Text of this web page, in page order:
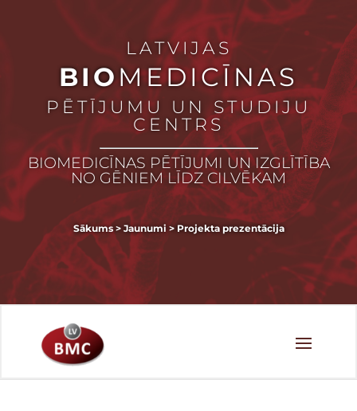
LATVIJAS
BIOMEDICĪNAS
PĒTĪJUMU UN STUDIJU
CENTRS
BIOMEDICĪNAS PĒTĪJUMI UN IZGLĪTĪBA
NO GĒNIEM LĪDZ CILVĒKAM
Sākums> Jaunumi > Projekta prezentācija